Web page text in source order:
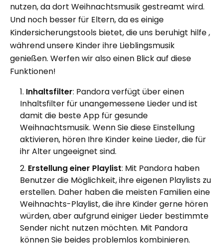
nutzen, da dort Weihnachtsmusik gestreamt wird.
Und noch besser für Eltern, da es einige
Kindersicherungstools bietet, die uns beruhigt hilfe ,
während unsere Kinder ihre Lieblingsmusik
genießen. Werfen wir also einen Blick auf diese
Funktionen!
Inhaltsfilter: Pandora verfügt über einen
Inhaltsfilter für unangemessene Lieder und ist
damit die beste App für gesunde
Weihnachtsmusik. Wenn Sie diese Einstellung
aktivieren, hören Ihre Kinder keine Lieder, die für
ihr Alter ungeeignet sind.
Erstellung einer Playlist: Mit Pandora haben
Benutzer die Möglichkeit, ihre eigenen Playlists zu
erstellen. Daher haben die meisten Familien eine
Weihnachts-Playlist, die ihre Kinder gerne hören
würden, aber aufgrund einiger Lieder bestimmte
Sender nicht nutzen möchten. Mit Pandora
können Sie beides problemlos kombinieren.